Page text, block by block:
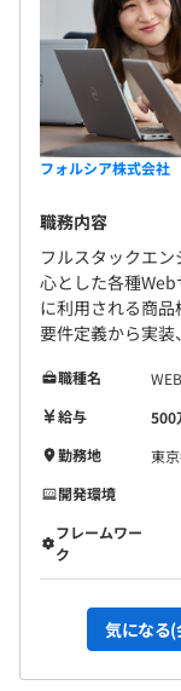
フォルシア株式会社
職務内容
フルスタックエ
心とした各種Web
に利用される商品
要件定義から実
職種名
給与
500
勤務地
東
開発環境
フレームワー
ク
気になる(